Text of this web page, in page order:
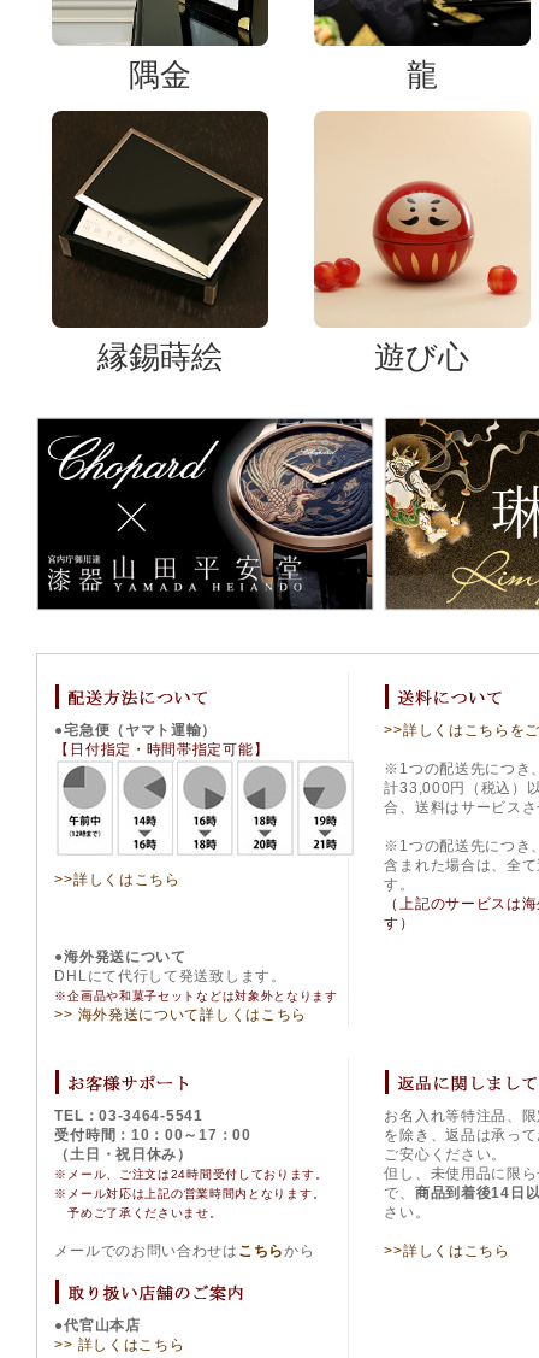
隅金 龍
縁錫蒔絵 遊び心
●宅急便（ヤマト運輸）
【日付指定・時間帯指定可能】
>>詳しくはこちら
●海外発送について
DHLにて代行して発送致します。
※企画品や和菓子セットなどは対象外となります
>> 海外発送について詳しくはこちら
>>詳しくはこちらを
※1つの配送先につ
計33,000円（税込）
合、送料はサービス
※1つの配送先につき
含まれた場合は、全
す。
（上記のサービスは
す）
TEL：03-3464-5541
受付時間：10：00～17：00
（土日・祝日休み）
※メール、ご注文は24時間受付しております。
※ メール対応は上記の営業時間内となります。
予めご了承くださいませ。
メールでのお問い合わせは こちらから
●代官山本店
>> 詳しくはこちら
お名入れ等特注品、
を除き、返品は承っ
ご安心ください。
但し、未使用品に限
で、 商品到着後14日
さい。
>>詳しくはこちら